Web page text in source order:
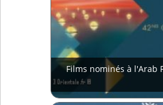
Films nominés à l'Arab